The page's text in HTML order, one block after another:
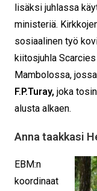
lisäksi juhlassa
ministeriä.
sosiaalinen työ
kiitosjuhla
Mambolossa,
F.P.Turay, joka
alusta alkaen.
Anna taakkasi
EBM:n
koordinaat